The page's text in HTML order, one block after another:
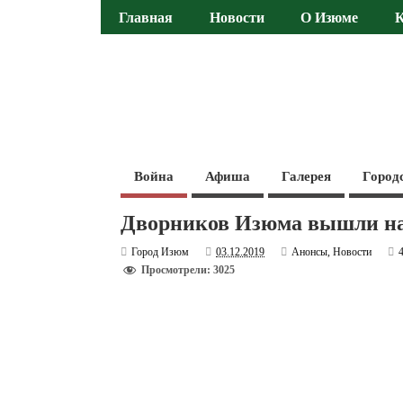
Главная Новости О Изюме
Война Афиша Галерея
Дворников Изюма вышли на
Город Изюм 03.12.2019 Анонсы,Новости
Просмотрели: 3025